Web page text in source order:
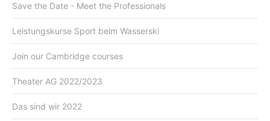
Save the Date - Meet the Professionals
Leistungskurse Sport beim Wasserski
Join our Cambridge courses
Theater AG 2022/2023
Das sind wir 2022